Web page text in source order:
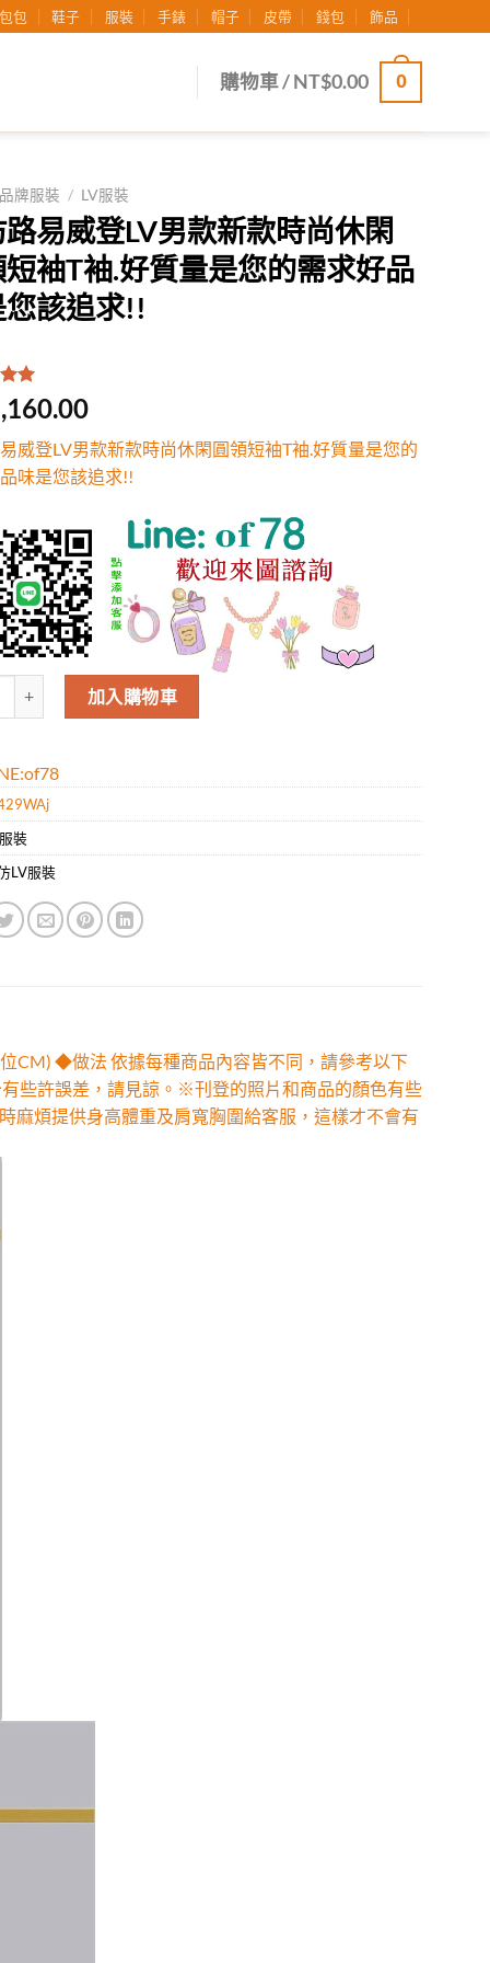
包包 鞋子 服裝 手錶 帽子 皮帶 錢包 飾品
購物車 /NT$0.00 0
牌服裝 / LV服裝
易威登LV男款新款時尚休閑
袖T袖.好質量是您的需求好品
該追求!!
/
位
威登LV男款新款時尚休閑圓領短袖T袖.好質量是您的
味是您該追求!!
威登LV男款新款時尚休閑圓領短袖T袖.好質量是您的需求好品味是您該
加入購物車
裝
LV服裝
CM) ◆做法 依據每種商品內容皆不同，請參考以下
些許誤差，請見諒。※刊登的照片和商品的顏色有些
煩提供身高體重及肩寬胸圍給客服，這樣才不會有